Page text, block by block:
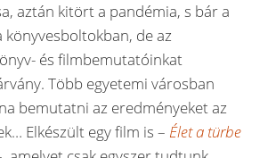
aztán kitört a pandémia, s bár a
könyvesboltokban, de az
és filmbemutatóinkat
Több egyetemi városban
bemutatni az eredményeket az
Elkészült egy film is – Élet a türbe